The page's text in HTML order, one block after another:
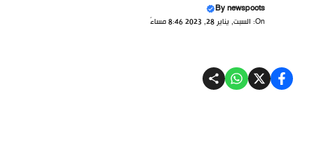
Bynewspoots
On: السبت, يناير 28, 2023 8:46 مساءً